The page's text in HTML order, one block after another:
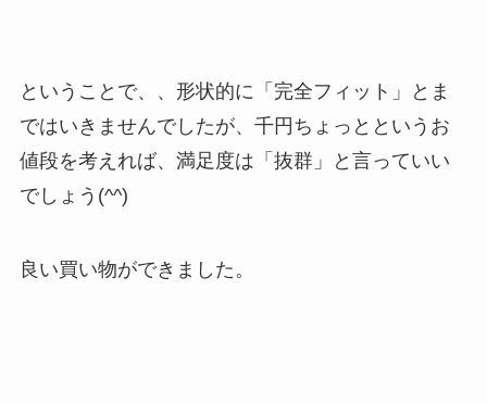
ということで、、形状的に「完全フィット」とま
ではいきませんでしたが、千円ちょっとというお
値段を考えれば、満足度は「抜群」と言っていい
でしょう(^^)
良い買い物ができました。